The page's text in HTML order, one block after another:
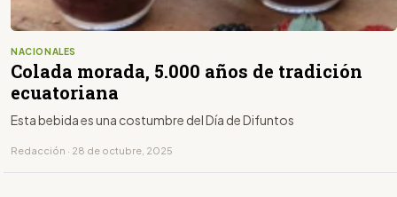
NACIONALES
Colada morada, 5.000 años de tradición
ecuatoriana
Esta bebida es una costumbre del Día de Difuntos
Redacción · 28 de octubre, 2025